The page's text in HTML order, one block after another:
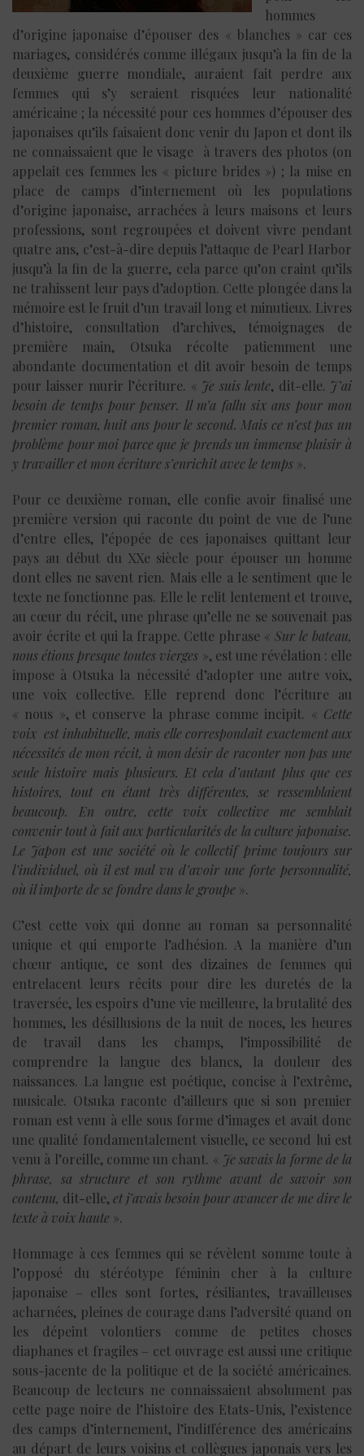
hommes
d’origine japonaise d’épouser des « blanches » car ces
mariages, considérés comme illégaux jusqu’à la fin de la
deuxième guerre mondiale, auraient fait perdre aux
femmes qui s’y seraient risquées leur nationalité
américaine ; la nécessité pour ces hommes d’épouser des
japonaises qu’ils faisaient donc venir du Japon et dont ils
ne connaissaient que le visage à travers des photos (on
appelait ces femmes les « picture brides ») ; la mise en
place de camps d’internement où les populations
d’origine japonaise, arrachées à leurs maisons et leurs
professions, sont regroupées et doivent vivre pendant
quatre ans, c’est-à-dire depuis l’attaque de Pearl Harbor
jusqu’à la fin de la guerre, cela parce qu’on craint qu’ils
ne trahissent leur pays d’adoption. Cette plongée dans la
mémoire est le fruit d’un travail long et minutieux. Livres
d’histoire, consultation d’archives, témoignages de
première main, Otsuka récolte patiemment une
abondante documentation et dit avoir besoin de temps
pour laisser murir l’écriture. « Je suis lente, dit-elle. J’ai
besoin de temps pour penser. Il m’a fallu six ans pour mon
premier roman, huit ans pour le second. Mais ce n’est pas un
problème pour moi parce que je prends un immense plaisir à
y travailler et mon écriture s’enrichit avec le temps ».
Pour ce deuxième roman, elle confie avoir finalisé une
première version qui raconte du point de vue de l’une
d’entre elles, l’épopée de ces japonaises quittant leur
pays au début du XXe siècle pour épouser un homme
dont elles ne savent rien. Mais elle a le sentiment que le
texte ne fonctionne pas. Elle le relit lentement et trouve,
au cœur du récit, une phrase qu’elle ne se souvenait pas
avoir écrite et qui la frappe. Cette phrase «Sur le bateau,
nous étions presque toutes vierges », est une révélation : elle
impose à Otsuka la nécessité d’adopter une autre voix,
une voix collective. Elle reprend donc l’écriture au
« nous », et conserve la phrase comme incipit. « Cette
voix est inhabituelle, mais elle correspondait exactement aux
nécessités de mon récit, à mon désir de raconter non pas une
seule histoire mais plusieurs. Et cela d’autant plus que ces
histoires, tout en étant très différentes, se ressemblaient
beaucoup. En outre, cette voix collective me semblait
convenir tout à fait aux particularités de la culture japonaise.
Le Japon est une société où le collectif prime toujours sur
l’individuel, où il est mal vu d’avoir une forte personnalité,
où il importe de se fondre dans le groupe ».
C’est cette voix qui donne au roman sa personnalité
unique et qui emporte l’adhésion. A la manière d’un
chœur antique, ce sont des dizaines de femmes qui
entrelacent leurs récits pour dire les duretés de la
traversée, les espoirs d’une vie meilleure, la brutalité des
hommes, les désillusions de la nuit de noces, les heures
de travail dans les champs, l’impossibilité de
comprendre la langue des blancs, la douleur des
naissances. La langue est poétique, concise à l’extrême,
musicale. Otsuka raconte d’ailleurs que si son premier
roman est venu à elle sous forme d’images et avait donc
une qualité fondamentalement visuelle, ce second lui est
venu à l’oreille, comme un chant. « Je savais la forme de la
phrase, sa structure et son rythme avant de savoir son
contenu, dit-elle, et j’avais besoin pour avancer de me dire le
texte à voix haute ».
Hommage à ces femmes qui se révèlent somme toute à
l’opposé du stéréotype féminin cher à la culture
japonaise – elles sont fortes, résiliantes, travailleuses
acharnées, pleines de courage dans l’adversité quand on
les dépeint volontiers comme de petites choses
diaphanes et fragiles – cet ouvrage est aussi une critique
sous-jacente de la politique et de la société américaines.
Beaucoup de lecteurs ne connaissaient absolument pas
cette page noire de l’histoire des Etats-Unis, l’existence
des camps d’internement, l’indifférence des américains
au départ de leurs voisins et collègues japonais vers les